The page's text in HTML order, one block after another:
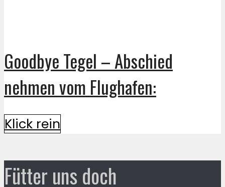
Goodbye Tegel – Abschied
nehmen vom Flughafen:
Klick rein
Fütter uns doch